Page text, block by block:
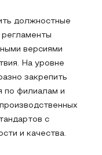
должностные
регламенты
версиями
На уровне
закрепить
по филиалам и
с
и качества.